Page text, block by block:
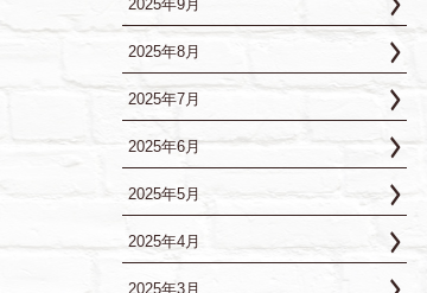
2025年9月
2025年8月
2025年7月
2025年6月
2025年5月
2025年4月
2025年3月